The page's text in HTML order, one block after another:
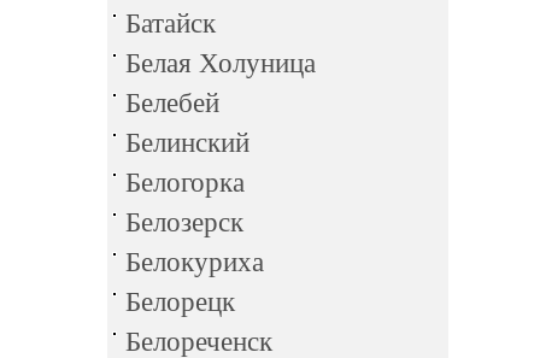
Батайск
Белая Холуница
Белебей
Белинский
Белогорка
Белозерск
Белокуриха
Белорецк
Белореченск